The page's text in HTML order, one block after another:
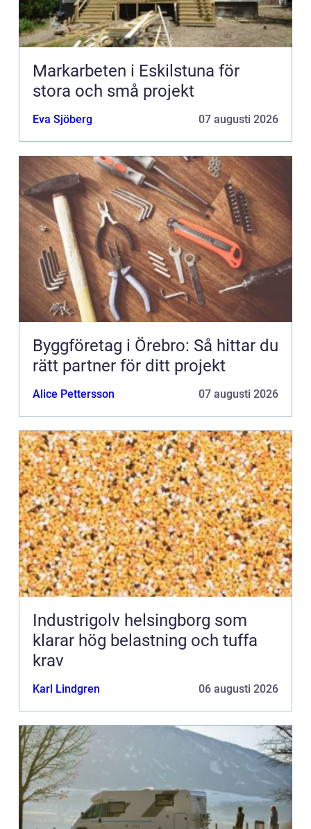
Markarbeten i Eskilstuna för
stora och små projekt
Eva Sjöberg 07 augusti 2026
Byggföretag i Örebro: Så hittar du
rätt partner för ditt projekt
Alice Pettersson 07 augusti 2026
Industrigolv helsingborg som
klarar hög belastning och tuffa
krav
Karl Lindgren 06 augusti 2026